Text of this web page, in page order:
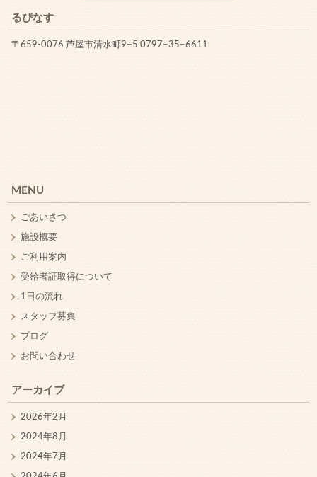
るぴなす
〒659-0076 芦屋市清水町9−5 0797−35−6611
MENU
ごあいさつ
施設概要
ご利用案内
受給者証取得について
1日の流れ
スタッフ募集
ブログ
お問い合わせ
アーカイブ
2026年2月
2024年8月
2024年7月